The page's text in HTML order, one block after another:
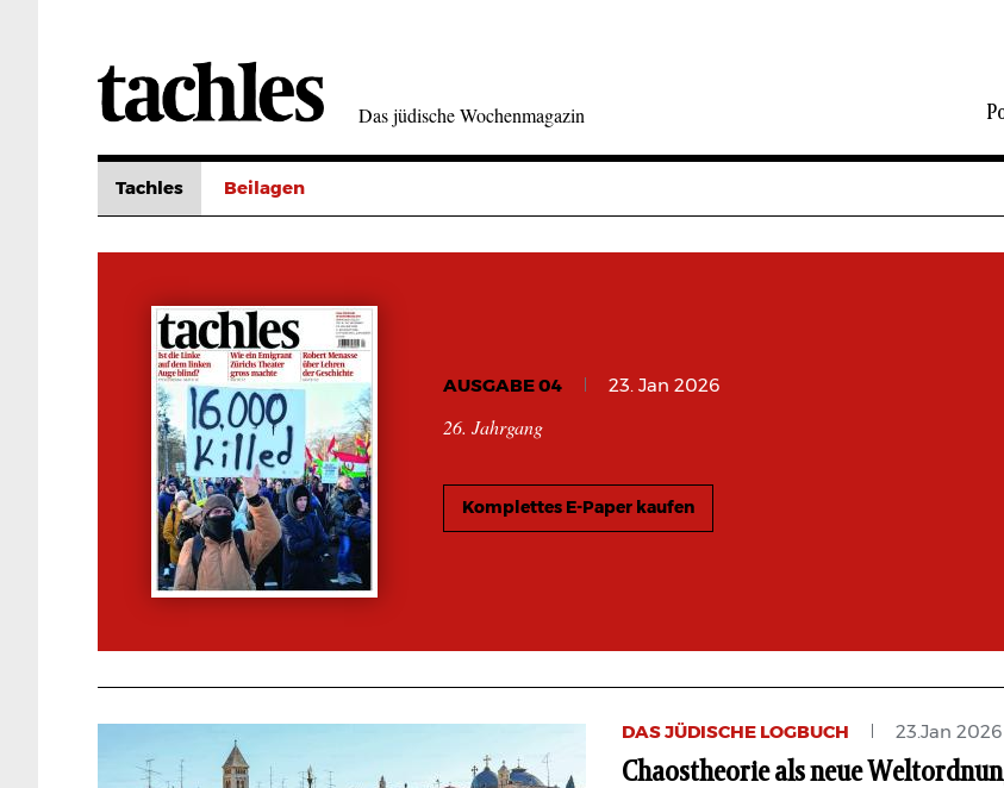
Das jüdische Wochenmagazin
Tachles Beilagen
AUSGABE 04 23. Jan 2026
26. Jahrgang
Komplettes E-Paper kaufen
DAS JÜDISCHE LOGBUCH 23.Jan 2026
Chaostheorie als neue